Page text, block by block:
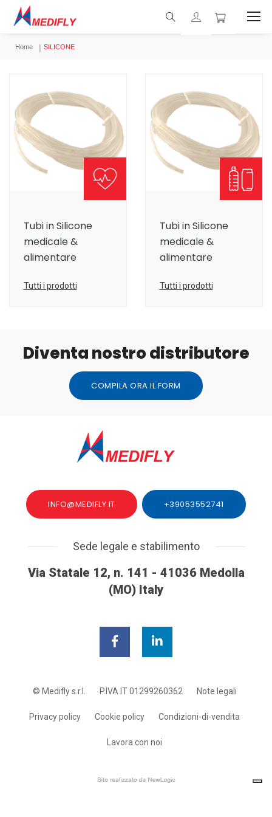
Home SILICONE
Tubi in Silicone
medicale &
alimentare
Tutti i prodotti
Tubi in Silicone
medicale &
alimentare
Tutti i prodotti
Diventa nostro distributore
COMPILA ORA IL FORM
INFO@MEDIFLY.IT +39053552741
Sede legale e stabilimento
Via Statale 12, n. 141 - 41036 Medolla
(MO) Italy
© Medifly s.r.l. P.IVA IT 01299260362 Note legali
Privacy policy Cookie policy Condizioni-di-vendita
Lavora con noi